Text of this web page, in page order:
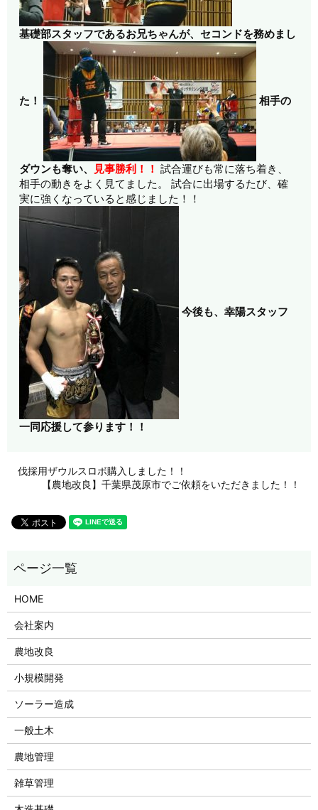
基礎部スタッフであるお兄ちゃんが、セコンドを務めまし
た！ 相手の
ダウンも奪い、 見事勝利！！ 試合運びも常に落ち着き、
相手の動きをよく見てました。 試合に出場するたび、確
実に強くなっていると感じました！！
今後も、幸陽スタッフ
一同応援して参ります！！
伐採用ザウルスロボ購入しました！！
【農地改良】千葉県茂原市でご依頼をいただきました！！
HOME
会社案内
農地改良
小規模開発
ソーラー造成
一般土木
農地管理
雑草管理